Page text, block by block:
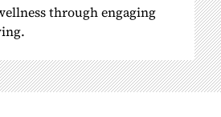
through engaging